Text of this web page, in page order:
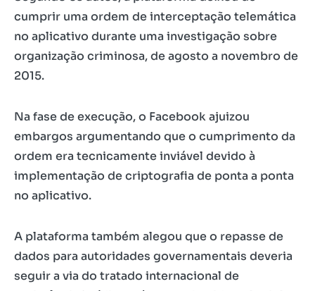
cumprir uma ordem de interceptação telemática
no aplicativo durante uma investigação sobre
organização criminosa, de agosto a novembro de
2015.
Na fase de execução, o Facebook ajuizou
embargos argumentando que o cumprimento da
ordem era tecnicamente inviável devido à
implementação de criptografia de ponta a ponta
no aplicativo.
A plataforma também alegou que o repasse de
dados para autoridades governamentais deveria
seguir a via do tratado internacional de